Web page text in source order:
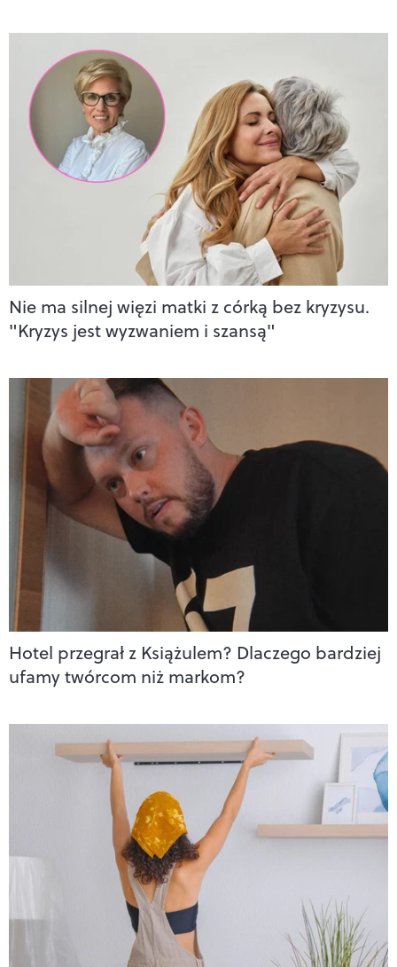
Nie ma silnej więzi matki z córką bez kryzysu.
"Kryzys jest wyzwaniem i szansą"
Hotel przegrał z Książulem? Dlaczego bardziej
ufamy twórcom niż markom?